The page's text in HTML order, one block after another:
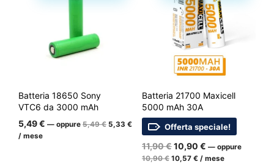
Batteria 18650 Sony
VTC6 da 3000 mAh
5,49€ — oppure 5,49€ Il5,33 €Il
prezzo
attuale
5,33
/ mese
Batteria 21700 Maxicell
5000 mAh 30A
Offerta speciale!
11,90€Il
prezzo
10,90 €Il
prezzo
—oppure
10,90€ Il
10,57 €Il/ mese